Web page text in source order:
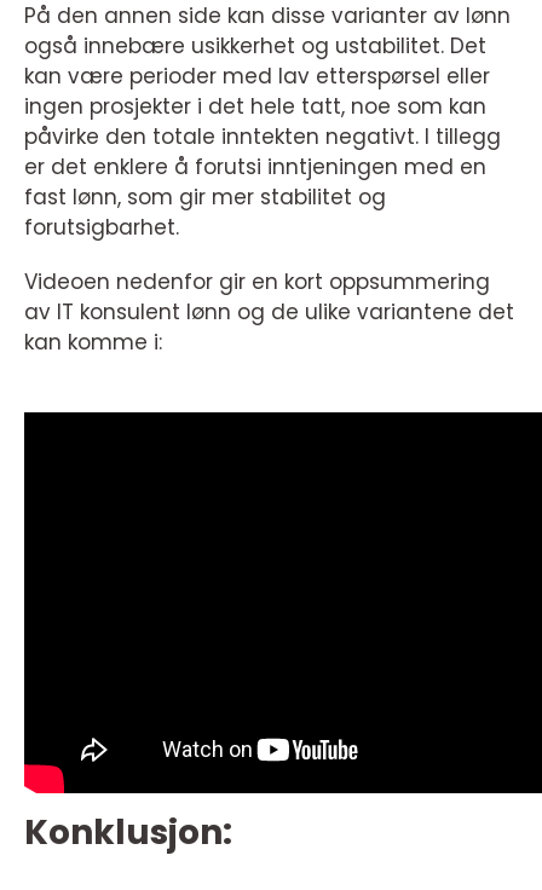
På den annen side kan disse varianter av lønn
også innebære usikkerhet og ustabilitet. Det
kan være perioder med lav etterspørsel eller
ingen prosjekter i det hele tatt, noe som kan
påvirke den totale inntekten negativt. I tillegg
er det enklere å forutsi inntjeningen med en
fast lønn, som gir mer stabilitet og
forutsigbarhet.
Videoen nedenfor gir en kort oppsummering
av IT konsulent lønn og de ulike variantene det
kan komme i:
Konklusjon: